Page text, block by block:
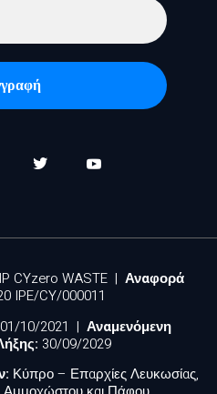
CYzero WASTE | Αναφορά
IPE/CY/000011
01/10/2021 | Αναμενόμενη
30/09/2029
Κύπρο – Επαρχίες Λευκωσίας,